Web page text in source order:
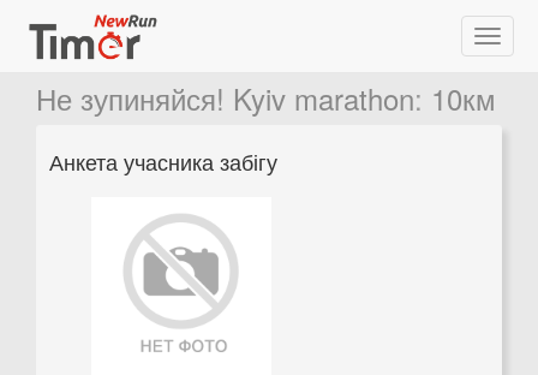
Не зупиняйся! Kyiv marathon: 10км
Анкета учасника забігу